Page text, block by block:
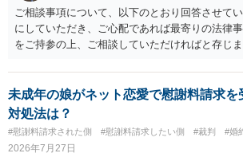
ださい。 また、相手夫婦の婚姻関係が既に
相手女性が結婚しているとは知らなかったと主
が、 ケースバイケースですので、ご自身の場
できるかはよくお考え下さい。 ３ 質問③
る旨の交渉をすることが妥当かどうかという
公序良俗に反するような金額では、その条項自体
が、 ２００万円でも、５０万円でも、公序
とはいえないと考えますので、 結局は、妥当
も、ご自身が納得できるかどうかという基準でお
と思います。 そのうえで、合意できるかは
ご相談事項について、以下のとおり回答させて
にしていただき、ご心配であれば最寄りの法律
をご持参の上、ご相談していただければと存じ
される可能性はあるのか ⇒LINEを含む１００万
やり取り等の経緯、誓約書の内容等を踏まえて
の 金銭であったと評価される可能性はあると
切関与しないなら100万円振り込む」というLINE
どの程度証拠価値があるのか ⇒前後のやり取り
未成年の娘がネット恋愛で慰謝料請求を
対処法は？
#慰謝料請求された側 #慰謝料請求したい側 #裁判 #婚
2026年7月27日